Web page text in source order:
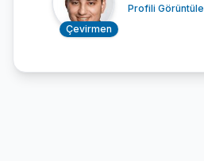
Çevirmen
Profili Görüntüle